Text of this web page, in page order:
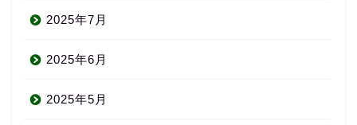
2025年7月
2025年6月
2025年5月